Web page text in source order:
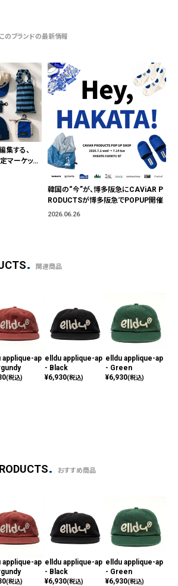
このブランドの最新情報
する、
マーケット
。ブランド
韓国の“今”が、博多阪急にCAViAR P
RODUCTSが博多阪急でPOPUP開催
2026.06.26
関連商品
applique-ap
(税込)
elldu applique-ap
- Black
¥6,930(税込)
elldu applique-ap
- Green
¥6,930(税込)
おすすめ商品
applique-ap
(税込)
elldu applique-ap
- Black
¥6,930(税込)
elldu applique-ap
- Green
¥6,930(税込)